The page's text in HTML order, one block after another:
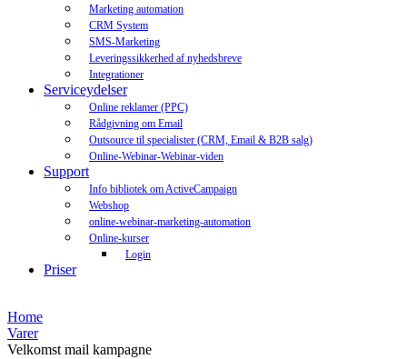
Marketing automation
CRM System
SMS-Marketing
Leveringssikkerhed af nyhedsbreve
Integrationer
Serviceydelser
Online reklamer (PPC)
Rådgivning om Email
Outsource til specialister (CRM, Email & B2B salg)
Online-Webinar-Webinar-viden
Support
Info bibliotek om ActiveCampaign
Webshop
online-webinar-marketing-automation
Online-kurser
Login
Priser
Home
Varer
Velkomst mail kampagne